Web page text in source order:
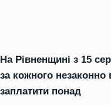
На Рівненщині з 15
за кожного
заплатити понад